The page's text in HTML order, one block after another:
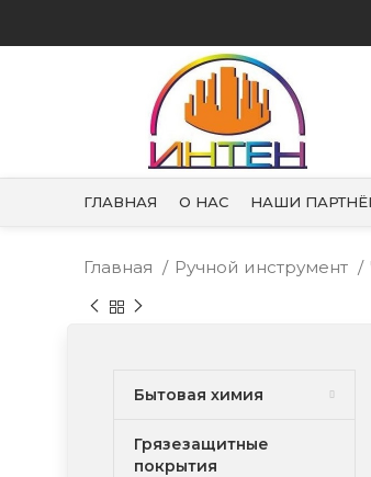
ГЛАВНАЯ О НАС НАШИ
Главная Ручной инструмент
Бытовая химия
Грязезащитные
покрытия